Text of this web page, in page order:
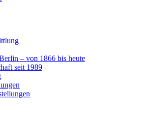
– von 1866 bis heute
seit 1989